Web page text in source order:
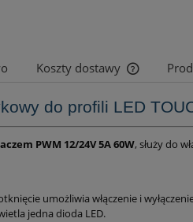
Koszty dostawy
Cena nie
płatności
do profili LED
PWM 12/24V 5A 60W, służy do
umożliwia włączenie i
jedna dioda LED.